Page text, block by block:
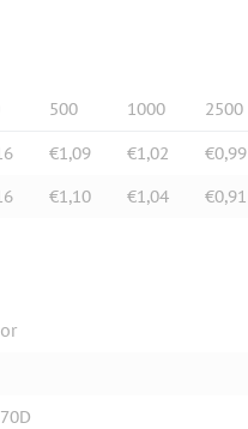
500 1000 2500
€1,09 €1,02
€0,99
€1,10 €1,04 €0,91